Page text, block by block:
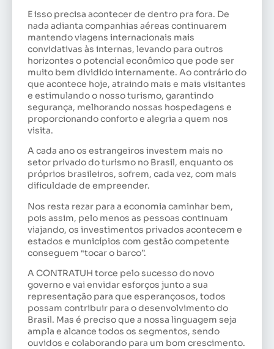
E isso precisa acontecer de dentro pra fora. De
nada adianta companhias aéreas continuarem
mantendo viagens internacionais mais
convidativas às internas, levando para outros
horizontes o potencial econômico que pode ser
muito bem dividido internamente. Ao contrário do
que acontece hoje, atraindo mais e mais visitantes
e estimulando o nosso turismo, garantindo
segurança, melhorando nossas hospedagens e
proporcionando conforto e alegria a quem nos
visita.
A cada ano os estrangeiros investem mais no
setor privado do turismo no Brasil, enquanto os
próprios brasileiros, sofrem, cada vez, com mais
dificuldade de empreender.
Nos resta rezar para a economia caminhar bem,
pois assim, pelo menos as pessoas continuam
viajando, os investimentos privados acontecem e
estados e municípios com gestão competente
conseguem “tocar o barco”.
A CONTRATUH torce pelo sucesso do novo
governo e vai envidar esforços junto a sua
representação para que esperançosos, todos
possam contribuir para o desenvolvimento do
Brasil. Mas é preciso que a nossa linguagem seja
ampla e alcance todos os segmentos, sendo
ouvidos e colaborando para um bom crescimento.